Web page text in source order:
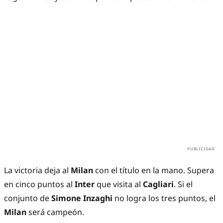
La victoria deja al Milan con el título en la mano. Supera
en cinco puntos al Interque visita al Cagliari. Si el
conjunto deSimone Inzaghi no logra los tres puntos, el
Milanserá campeón.